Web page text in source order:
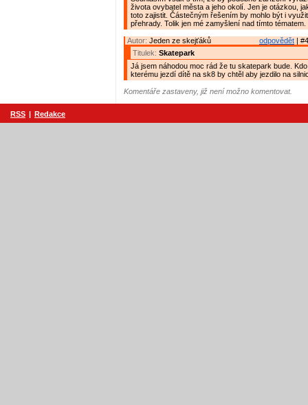
života ovybatel města a jeho okolí. Jen je otázkou,
toto zajistit. Částečným řešením by mohlo být i
přehrady. Tolik jen mé zamyšlení nad tímto tématem.
odpovědět |
Autor: Jeden ze skejťáků
Titulek: Skatepark
Já jsem náhodou moc rád že tu skatepark bude.
kterému jezdí dítě na sk8 by chtěl aby jezdilo na
Komentáře zastaveny, již není možno komentovat.
RSS | Redakce